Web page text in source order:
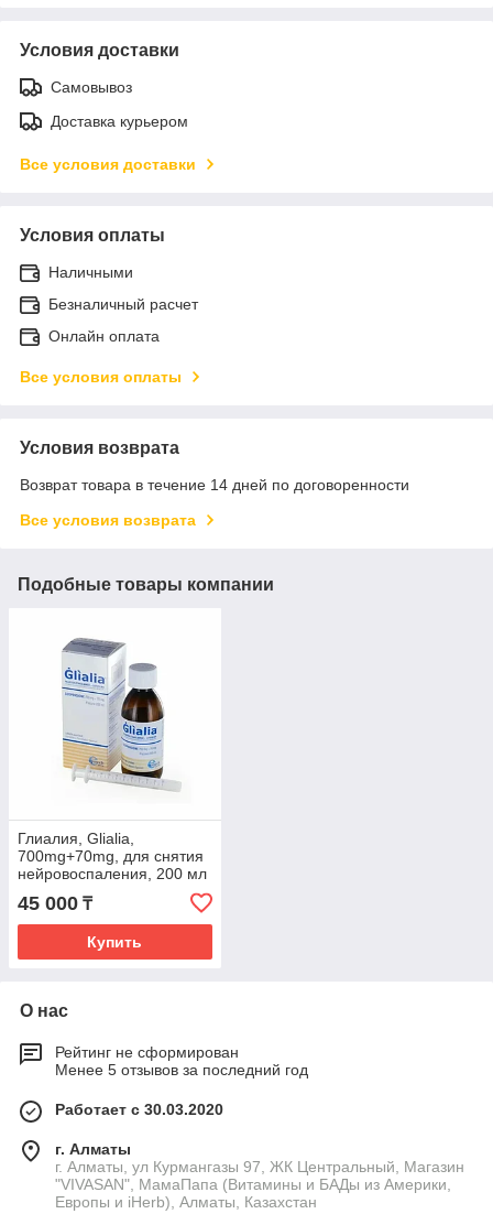
Условия доставки
Самовывоз
Доставка курьером
Все условия доставки
Условия оплаты
Наличными
Безналичный расчет
Онлайн оплата
Все условия оплаты
Условия возврата
Возврат товара в течение 14 дней по договоренности
Все условия возврата
Подобные товары компании
Глиалия, Glialia,
700mg+70mg, для снятия
нейровоспаления, 200 мл
45 000 ₸
Купить
О нас
Рейтинг не сформирован
Менее 5 отзывов за последний год
Работает с 30.03.2020
г. Алматы
г. Алматы, ул Курмангазы 97, ЖК Центральный, Магазин
"VIVASAN", МамаПапа (Витамины и БАДы из Америки,
Европы и iHerb), Алматы, Казахстан